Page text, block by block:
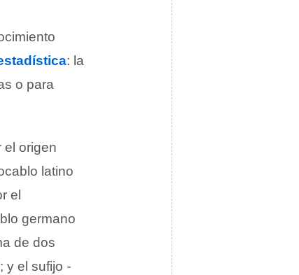
: la
o para
el origen
latino
el
germano
de dos
; y el sufijo -